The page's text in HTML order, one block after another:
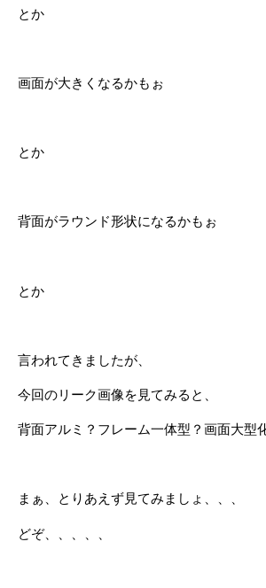
とか
画面が大きくなるかもぉ
とか
背面がラウンド形状になるかもぉ
とか
言われてきましたが、
今回のリーク画像を見てみると、
背面アルミ？フレーム一体型？画面大型
まぁ、とりあえず見てみましょ、、、
どぞ、、、、、